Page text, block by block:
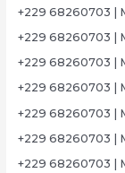
+229 68260703 |
+229 68260703 |
+229 68260703 |
+229 68260703 |
+229 68260703 |
+229 68260703 |
+229 68260703 |